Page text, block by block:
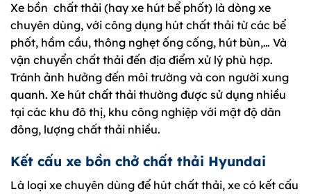
Xe bồn chất thải (hay xe hút bể phốt) là dòng xe
chuyên dùng, với công dụng hút chất thải từ các bể
phốt, hầm cầu, thông nghẹt ống cống, hút bùn,… Và
vận chuyển chất thải đến địa điểm xử lý phù hợp.
Tránh ảnh hưởng đến môi trường và con người xung
quanh. Xe hút chất thải thường được sử dụng nhiều
tại các khu đô thị, khu công nghiệp với mật độ dân
đông, lượng chất thải nhiều.
Kết cấu xe bồn chở chất thải Hyundai
Là loại xe chuyên dùng để hút chất thải, xe có kết cấu